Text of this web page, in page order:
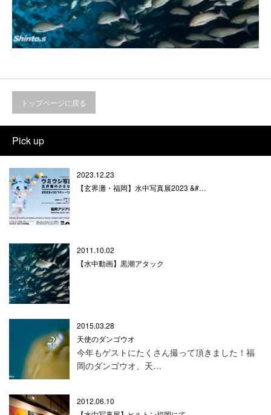
トップページに戻る
Pick up
2023.12.23
【玄界灘・福岡】水中写真展2023 &#…
2011.10.02
【水中動画】黒潮アタック
2015.03.28
天使のダンゴウオ
今年もゲストにたくさん撮って頂きました！福
岡のダンゴウオ、天…
2012.06.10